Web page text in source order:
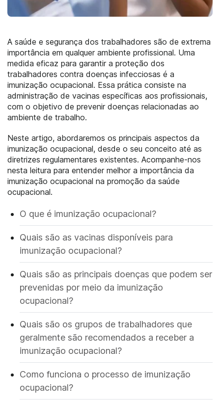
A saúde e segurança dos trabalhadores são de extrema
importância em qualquer ambiente profissional. Uma
medida eficaz para garantir a proteção dos
trabalhadores contra doenças infecciosas é a
imunização ocupacional. Essa prática consiste na
administração de vacinas específicas aos profissionais,
com o objetivo de prevenir doenças relacionadas ao
ambiente de trabalho.
Neste artigo, abordaremos os principais aspectos da
imunização ocupacional, desde o seu conceito até as
diretrizes regulamentares existentes. Acompanhe-nos
nesta leitura para entender melhor a importância da
imunização ocupacional na promoção da saúde
ocupacional.
O que é imunização ocupacional?
Quais são as vacinas disponíveis para
imunização ocupacional?
Quais são as principais doenças que podem ser
prevenidas por meio da imunização
ocupacional?
Quais são os grupos de trabalhadores que
geralmente são recomendados a receber a
imunização ocupacional?
Como funciona o processo de imunização
ocupacional?